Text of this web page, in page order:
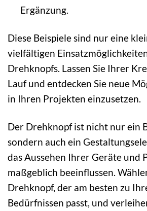
Ergänzung.
Diese Beispiele sind nur eine
vielfältigen
Drehknopfs. Lassen Sie Ihrer
Lauf und entdecken Sie neue
in Ihren Projekten einzusetzen.
Der Drehknopf ist nicht nur ein
sondern auch ein
das Aussehen Ihrer Geräte und
maßgeblich beeinflussen.
Drehknopf, der am besten zu
Bedürfnissen passt, und